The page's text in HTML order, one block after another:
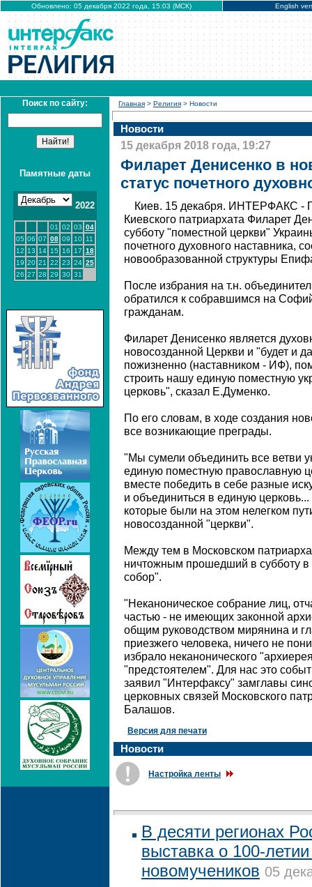
Обновлено: 05 декабря 2022 года, 15:03 (МСК) English
Поиск по сайту:
Памятные даты
2022
01 02 03 04
05 06 07 08 09 10
11
12 13 14 15 16 17 18
19 20 21 22 23 24 25
26 27 28 29 30 31
Главная > Религия > Новости
Новости
15 декабря 2018 года, 19:27
Филарет Денисенко в
статус почетного
Киев. 15 декабря. ИНТЕРФАКС -
Киевского патриархата Филарет
субботу "поместной церкви"
почетного духовного наставника,
новообразованной структуры
После избрания на т.н.
обратился к собравшимся на
гражданам.
Филарет Денисенко является
новосозданной Церкви и "будет и
пожизненно (наставником - ИФ),
строить нашу единую поместную
церковь", сказал Е.Думенко.
По его словам, в ходе создания
все возникающие преграды.
"Мы сумели объединить все ветви
единую поместную православную
вместе победить в себе разные
и объединиться в единую
которые были на этом нелегком
новосозданной "церкви".
Между тем в Московском
ничтожным прошедший в субботу
собор".
"Неканоническое собрание лиц,
частью - не имеющих законной
общим руководством мирянина и
приезжего человека, ничего не
избрало неканонического
"предстоятелем". Для нас это
заявил "Интерфаксу" замглавы
церковных связей Московского
Балашов.
Версия для печати
Новости
Настройка ленты
В десяти регионах
выставка о 100-
новомучеников 05